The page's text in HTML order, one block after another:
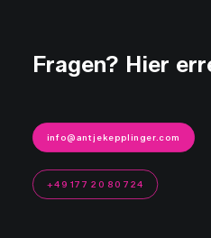
Fragen? Hier
info@antjekepplinger.com
+49 177 20 80 724